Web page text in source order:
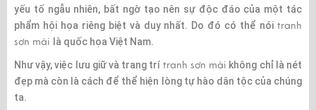
yếu tố ngẫu nhiên, bất ngờ tạo nên sự độc đáo của một tác
phẩm hội họa riêng biệt và duy nhất. Do đó có thể nói tranh
sơn mài
là quốc họa Việt Nam.
Như vậy, việc lưu giữ và trang trí tranh sơn mài không chỉ là nét
đẹp mà còn là cách để thể hiện lòng tự hào dân tộc của chúng
ta.